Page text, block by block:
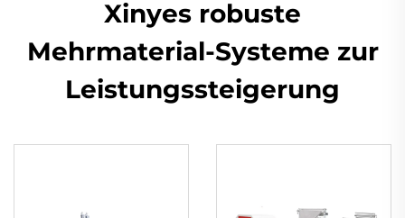
Xinyes robuste
Mehrmaterial-Systeme zur
Leistungssteigerung